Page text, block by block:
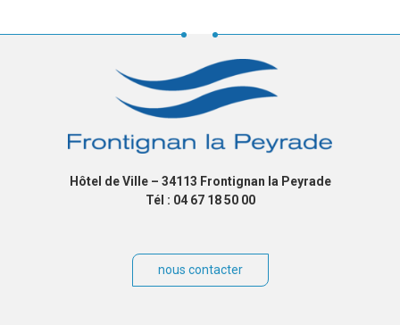
Hôtel de Ville – 34113 Frontignan la Peyrade
Tél : 04 67 18 50 00
nous contacter